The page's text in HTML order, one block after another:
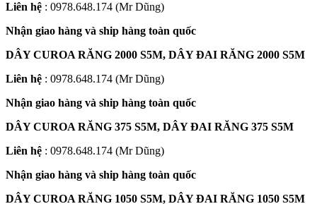
Liên hệ : 0978.648.174 (Mr Dũng)
Nhận giao hàng và ship hàng toàn quốc
DÂY CUROA RĂNG 2000 S5M, DÂY ĐAI RĂNG 2000 S5M
Liên hệ : 0978.648.174 (Mr Dũng)
Nhận giao hàng và ship hàng toàn quốc
DÂY CUROA RĂNG 375 S5M, DÂY ĐAI RĂNG 375 S5M
Liên hệ : 0978.648.174 (Mr Dũng)
Nhận giao hàng và ship hàng toàn quốc
DÂY CUROA RĂNG 1050 S5M, DÂY ĐAI RĂNG 1050 S5M